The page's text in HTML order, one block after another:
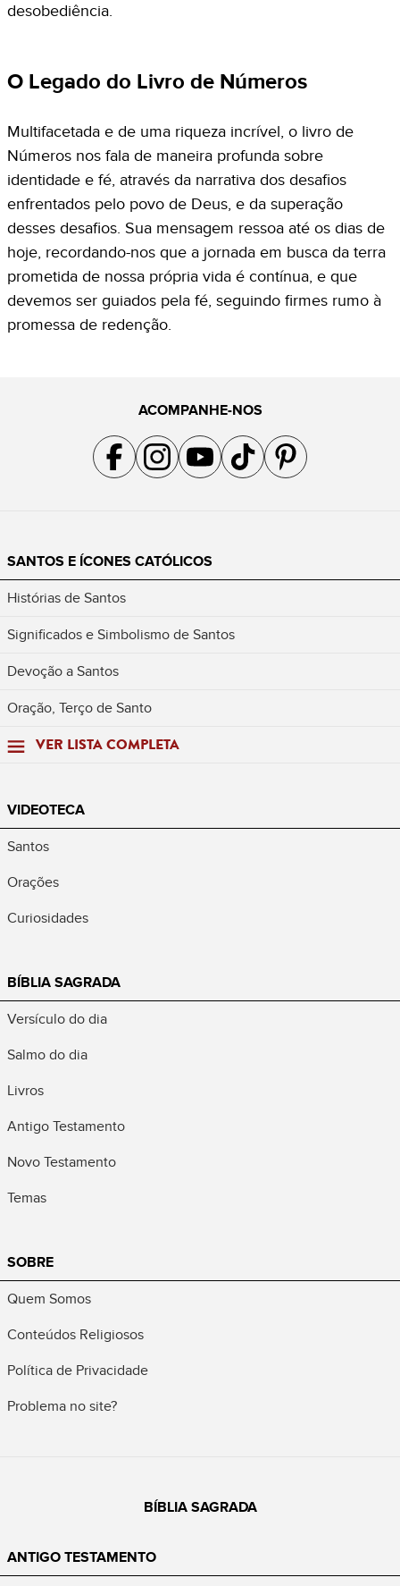
desobediência.
O Legado do Livro de Números
Multifacetada e de uma riqueza incrível, o livro de
Números nos fala de maneira profunda sobre
identidade e fé, através da narrativa dos desafios
enfrentados pelo povo de Deus, e da superação
desses desafios. Sua mensagem ressoa até os dias de
hoje, recordando-nos que a jornada em busca da terra
prometida de nossa própria vida é contínua, e que
devemos ser guiados pela fé, seguindo firmes rumo à
promessa de redenção.
ACOMPANHE-NOS
Acompanhe a gente no Facebook
Acompanhe a gente no Instagram
Acompanhe a gente no YouTube
Acompanhe a gente no TikTok
Acompanhe a gente no
SANTOS E ÍCONES CATÓLICOS
Histórias de Santos
Significados e Simbolismo de Santos
Devoção a Santos
Oração, Terço de Santo
VER LISTA COMPLETA
VIDEOTECA
Santos
Orações
Curiosidades
BÍBLIA SAGRADA
Versículo do dia
Salmo do dia
Livros
Antigo Testamento
Novo Testamento
Temas
SOBRE
Quem Somos
Conteúdos Religiosos
Política de Privacidade
Problema no site?
BÍBLIA SAGRADA
ANTIGO TESTAMENTO